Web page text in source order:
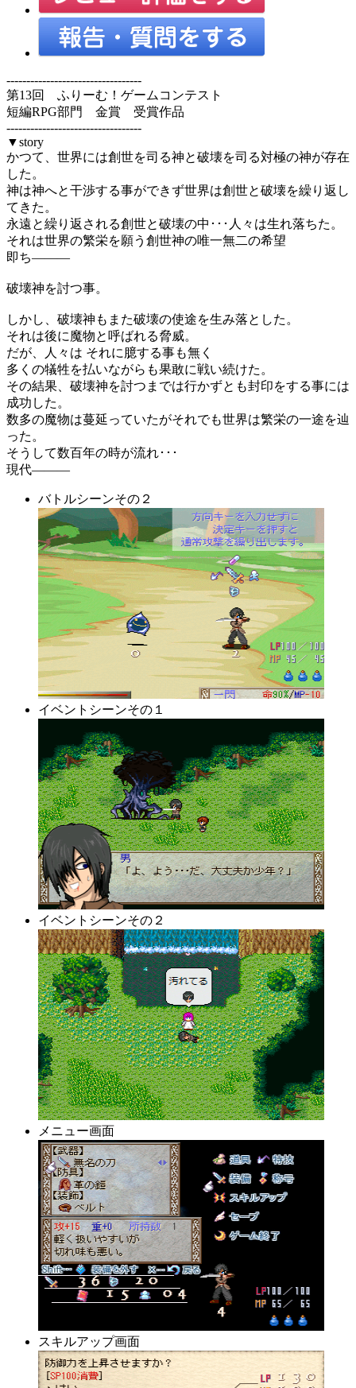
----------------------------------
第13回 ふりーむ！ゲームコンテスト
短編RPG部門 金賞 受賞作品
----------------------------------
▼story
かつて、世界には創世を司る神と破壊を司る対極の神が存在
した。
神は神へと干渉する事ができず世界は創世と破壊を繰り返し
てきた。
永遠と繰り返される創世と破壊の中･･･人々は生れ落ちた。
それは世界の繁栄を願う創世神の唯一無二の希望
即ち―――
破壊神を討つ事。
しかし、破壊神もまた破壊の使途を生み落とした。
それは後に魔物と呼ばれる脅威。
だが、人々は それに臆する事も無く
多くの犠牲を払いながらも果敢に戦い続けた。
その結果、破壊神を討つまでは行かずとも封印をする事には
成功した。
数多の魔物は蔓延っていたがそれでも世界は繁栄の一途を辿
った。
そうして数百年の時が流れ･･･
現代―――
バトルシーンその２
イベントシーンその１
イベントシーンその２
メニュー画面
スキルアップ画面